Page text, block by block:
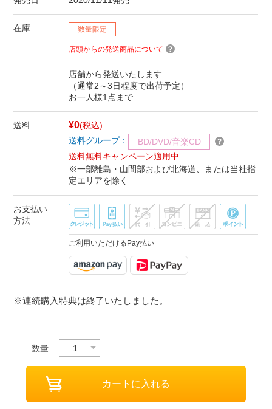
在庫 数量限定
店頭からの発送商品について
店舗から発送いたします
（通常2～3日程度で出荷予定）
お一人様1点まで
送料 ¥0(税込)
送料グループ：
BD/DVD/音楽CD
送料無料キャンペーン適用中
※一部離島・山間部および北海道、または当社指
定エリアを除く
お支払い
方法
ご利用いただけるPay払い
※連続購入特典は終了いたしました。
数量